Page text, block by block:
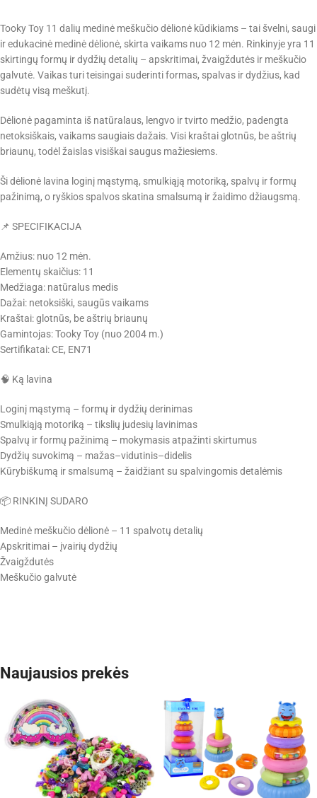
Tooky Toy 11 dalių medinė meškučio dėlionė kūdikiams – tai švelni, saugi
ir edukacinė medinė dėlionė, skirta vaikams nuo 12 mėn. Rinkinyje yra 11
skirtingų formų ir dydžių detalių – apskritimai, žvaigždutės ir meškučio
galvutė. Vaikas turi teisingai suderinti formas, spalvas ir dydžius, kad
sudėtų visą meškutį.
Dėlionė pagaminta iš natūralaus, lengvo ir tvirto medžio, padengta
netoksiškais, vaikams saugiais dažais. Visi kraštai glotnūs, be aštrių
briaunų, todėl žaislas visiškai saugus mažiesiems.
Ši dėlionė lavina loginį mąstymą, smulkiąją motoriką, spalvų ir formų
pažinimą, o ryškios spalvos skatina smalsumą ir žaidimo džiaugsmą.
📌 SPECIFIKACIJA
Amžius: nuo 12 mėn.
Elementų skaičius: 11
Medžiaga: natūralus medis
Dažai: netoksiški, saugūs vaikams
Kraštai: glotnūs, be aštrių briaunų
Gamintojas: Tooky Toy (nuo 2004 m.)
Sertifikatai: CE, EN71
🧠 Ką lavina
Loginį mąstymą – formų ir dydžių derinimas
Smulkiąją motoriką – tikslių judesių lavinimas
Spalvų ir formų pažinimą – mokymasis atpažinti skirtumus
Dydžių suvokimą – mažas–vidutinis–didelis
Kūrybiškumą ir smalsumą – žaidžiant su spalvingomis detalėmis
📦 RINKINĮ SUDARO
Medinė meškučio dėlionė – 11 spalvotų detalių
Apskritimai – įvairių dydžių
Žvaigždutės
Meškučio galvutė
Naujausios prekės